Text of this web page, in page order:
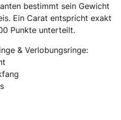
bestimmt sein Gewicht
Ein Carat entspricht exakt
Punkte unterteilt.
& Verlobungsringe: